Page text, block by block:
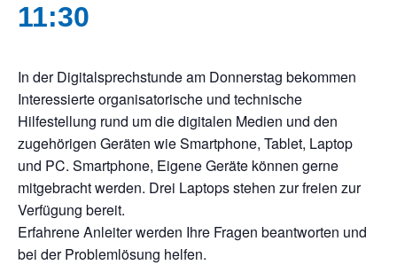
11:30
In der Digitalsprechstunde am Donnerstag bekommen
Interessierte organisatorische und technische
Hilfestellung rund um die digitalen Medien und den
zugehörigen Geräten wie Smartphone, Tablet, Laptop
und PC. Smartphone, Eigene Geräte können gerne
mitgebracht werden. Drei Laptops stehen zur freien zur
Verfügung bereit.
Erfahrene Anleiter werden Ihre Fragen beantworten und
bei der Problemlösung helfen.